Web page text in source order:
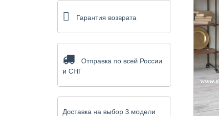
Гарантия возврата
Отправка по всей России
и СНГ
Доставка на выбор 3 модели